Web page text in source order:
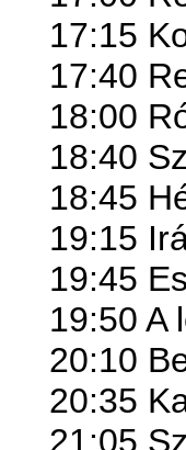
17:15
17:40
18:00
18:40
18:45
19:15
19:45
19:50 A
20:10
20:35
21:05